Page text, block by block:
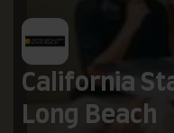
California
Long Beach